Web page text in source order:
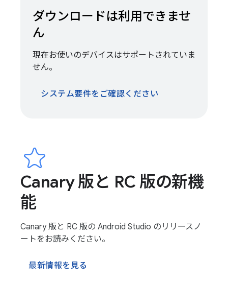
ダウンロードは利用できませ
ん
現在お使いのデバイスはサポートされていま
せん。
システム要件をご確認ください
Canary 版と RC 版の新機
能
Canary 版と RC 版の Android Studio のリリースノ
ートをお読みください。
最新情報を見る